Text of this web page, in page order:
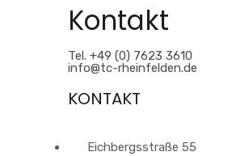
Kontakt
Tel. +49 (0) 7623 3610
info@tc-rheinfelden.de
KONTAKT
Eichbergsstraße 55